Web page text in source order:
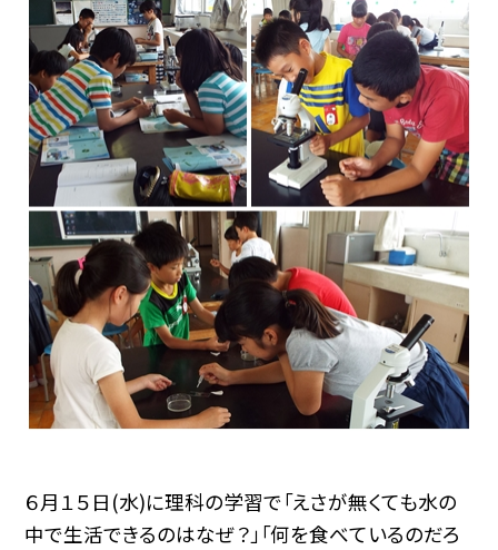
６月１５日(水)に理科の学習で「えさが無くても水の
中で生活できるのはなぜ？」「何を食べているのだろ